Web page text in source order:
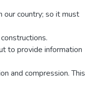
our country; so it must
to provide information
and compression. This